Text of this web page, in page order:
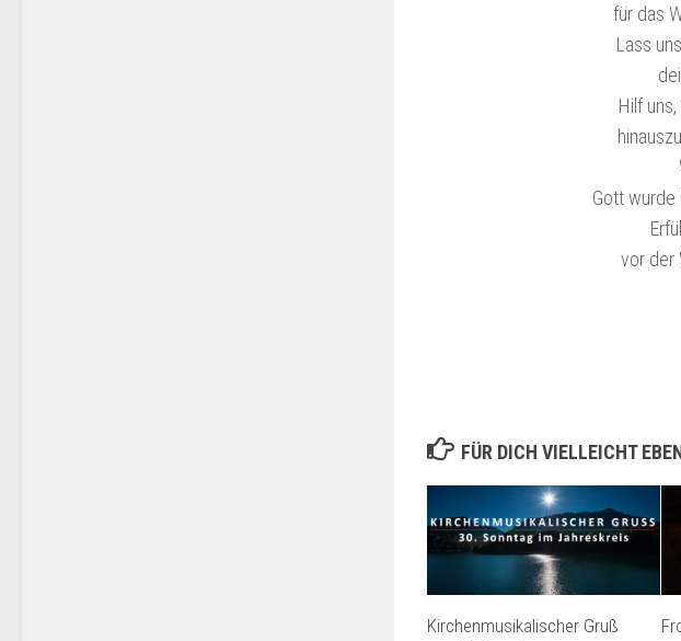
für das
Lass
Hilf
Gott wurde
vor der
FÜR DICH VIELLEICHT
Kirchenmusikalischer Gruß